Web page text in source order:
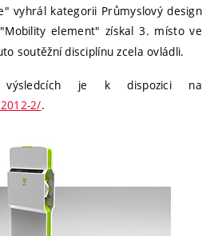
vyhrál kategorii Průmyslový design
element" získal 3. místo ve
soutěžní disciplínu zcela ovládli.
je k dispozici na
2/.